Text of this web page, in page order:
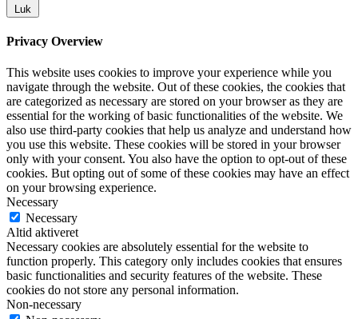
Luk
Privacy Overview
This website uses cookies to improve your experience while you
navigate through the website. Out of these cookies, the cookies that
are categorized as necessary are stored on your browser as they are
essential for the working of basic functionalities of the website. We
also use third-party cookies that help us analyze and understand how
you use this website. These cookies will be stored in your browser
only with your consent. You also have the option to opt-out of these
cookies. But opting out of some of these cookies may have an effect
on your browsing experience.
Necessary
Necessary
Altid aktiveret
Necessary cookies are absolutely essential for the website to
function properly. This category only includes cookies that ensures
basic functionalities and security features of the website. These
cookies do not store any personal information.
Non-necessary